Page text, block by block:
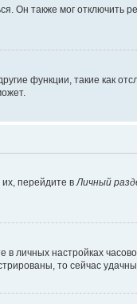
Он также мог отключить
функции, такие как
их, перейдите вЛичный
личных настройках
то сейчас